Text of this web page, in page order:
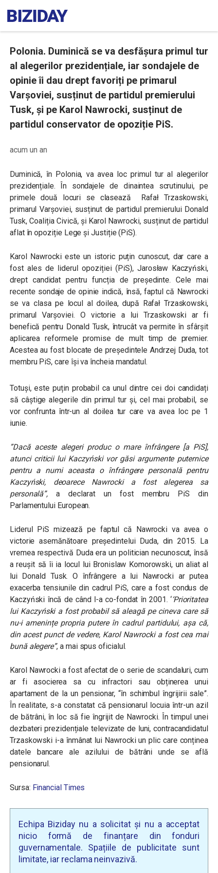
Polonia. Duminică se va desfășura primul tur
al alegerilor prezidențiale, iar sondajele de
opinie îi dau drept favoriți pe primarul
Varșoviei, susținut de partidul premierului
Tusk, și pe Karol Nawrocki, susținut de
partidul conservator de opoziție PiS.
acum un an
Duminică, în Polonia, va avea loc primul tur al alegerilor
prezidențiale. În sondajele de dinaintea scrutinului, pe
primele două locuri se clasează Rafał Trzaskowski,
primarul Varșoviei, susținut de partidul premierului Donald
Tusk, Coaliția Civică, și Karol Nawrocki, susținut de partidul
aflat în opoziție Lege și Justiție (PiS).
Karol Nawrocki este un istoric puțin cunoscut, dar care a
fost ales de liderul opoziției (PiS), Jarosław Kaczyński,
drept candidat pentru funcția de președinte. Cele mai
recente sondaje de opinie indică, însă, faptul că Nawrocki
se va clasa pe locul al doilea, după Rafał Trzaskowski,
primarul Varșoviei. O victorie a lui Trzaskowski ar fi
benefică pentru Donald Tusk, întrucât va permite în sfârșit
aplicarea reformele promise de mult timp de premier.
Acestea au fost blocate de președintele Andrzej Duda, tot
membru PiS, care își va încheia mandatul.
Totuși, este puțin probabil ca unul dintre cei doi candidați
să câștige alegerile din primul tur și, cel mai probabil, se
vor confrunta într-un al doilea tur care va avea loc pe 1
iunie.
”Dacă aceste alegeri produc o mare înfrângere [a PiS],
atunci criticii lui Kaczyński vor găsi argumente puternice
pentru a numi aceasta o înfrângere personală pentru
Kaczyński, deoarece Nawrocki a fost alegerea sa
personală”, a declarat un fost membru PiS din
Parlamentului European.
Liderul PiS mizează pe faptul că Nawrocki va avea o
victorie asemănătoare președintelui Duda, din 2015. La
vremea respectivă Duda era un politician necunoscut, însă
a reușit să îi ia locul lui Bronislaw Komorowski, un aliat al
lui Donald Tusk. O înfrângere a lui Nawrocki ar putea
exacerba tensiunile din cadrul PiS, care a fost condus de
Kaczyński încă de când l-a co-fondat în 2001. ‘‘Prioritatea
lui Kaczyński a fost probabil să aleagă pe cineva care să
nu-i amenințe propria putere în cadrul partidului, așa că,
din acest punct de vedere, Karol Nawrocki a fost cea mai
bună alegere”, a mai spus oficialul.
Karol Nawrocki a fost afectat de o serie de scandaluri, cum
ar fi asocierea sa cu infractori sau obținerea unui
apartament de la un pensionar, “în schimbul îngrijirii sale”.
În realitate, s-a constatat că pensionarul locuia într-un azil
de bătrâni, în loc să fie îngrijit de Nawrocki. În timpul unei
dezbateri prezidențiale televizate de luni, contracandidatul
Trzaskowski i-a înmânat lui Nawrocki un plic care conținea
datele bancare ale azilului de bătrâni unde se află
pensionarul.
Sursa: Financial Times
Echipa Biziday nu a solicitat și nu a acceptat
nicio formă de finanțare din fonduri
guvernamentale. Spațiile de publicitate sunt
limitate, iar reclama neinvazivă.